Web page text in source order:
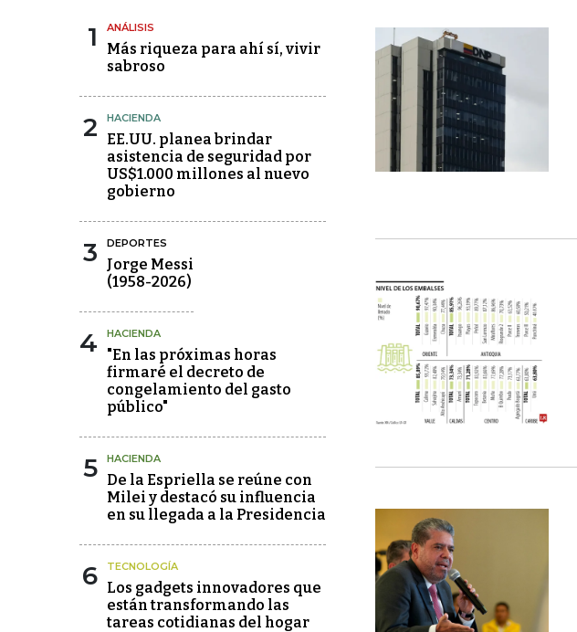
1 ANÁLISIS
Más riqueza para ahí sí, vivir
sabroso
2 HACIENDA
EE.UU. planea brindar
asistencia de seguridad por
US$1.000 millones al nuevo
gobierno
3 DEPORTES
Jorge Messi
(1958-2026)
4 HACIENDA
"En las próximas horas
firmaré el decreto de
congelamiento del gasto
público"
5 HACIENDA
De la Espriella se reúne con
Milei y destacó su influencia
en su llegada a la Presidencia
6 TECNOLOGÍA
Los gadgets innovadores que
están transformando las
tareas cotidianas del hogar